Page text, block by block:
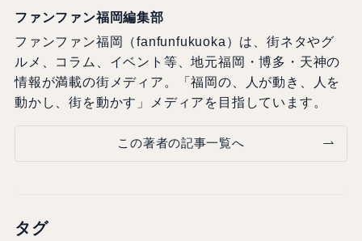
ファンファン福岡編集部
ファンファン福岡（fanfunfukuoka）は、街ネタやグ
ルメ、コラム、イベント等、地元福岡・博多・天神の
情報が満載の街メディア。「福岡の、人が動き、人を
動かし、街を動かす」メディアを目指しています。
この著者の記事一覧へ
タグ